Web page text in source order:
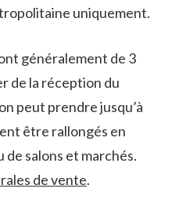
uniquement.
généralement de 3
de la réception du
peut prendre jusqu’à
être rallongés en
de salons et marchés.
de vente.